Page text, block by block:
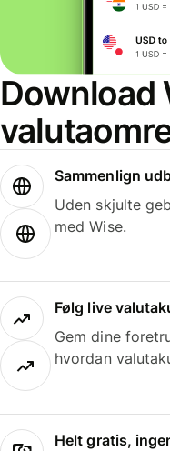
Download
Sammenlign
Uden skjulte
med Wise.
Følg live
Gem dine
hvordan
Helt gratis,